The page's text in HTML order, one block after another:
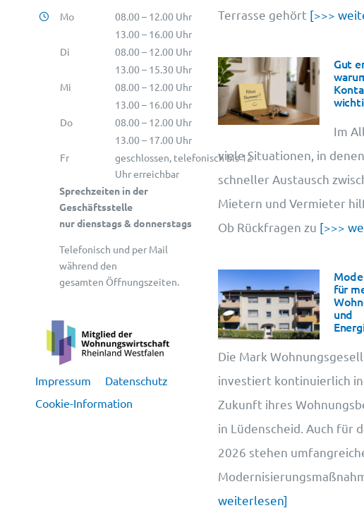
Mo
08.00 – 12.00 Uhr
13.00 – 16.00 Uhr
Di
08.00 – 12.00 Uhr
13.00 – 15.30 Uhr
Mi
08.00 – 12.00 Uhr
13.00 – 16.00 Uhr
Do
08.00 – 12.00 Uhr
13.00 – 17.00 Uhr
Fr
geschlossen, telefonisch bis 12
Uhr erreichbar
Sprechzeiten in der
Geschäftsstelle
nur dienstags & donnerstags
Telefonisch und per Mail
während den
gesamten Öffnungszeiten.
Impressum
Datenschutz
Cookie-Information
Terrasse gehört[>>>
Gut
Im
viele Situationen, in
schneller Austausch
Mietern und Vermieter
Ob Rückfragen zu [>>>
für
und
Die Mark
investiert kontinuierlich
Zukunft ihres
in Lüdenscheid. Auch für
2026 stehen
weiterlesen]